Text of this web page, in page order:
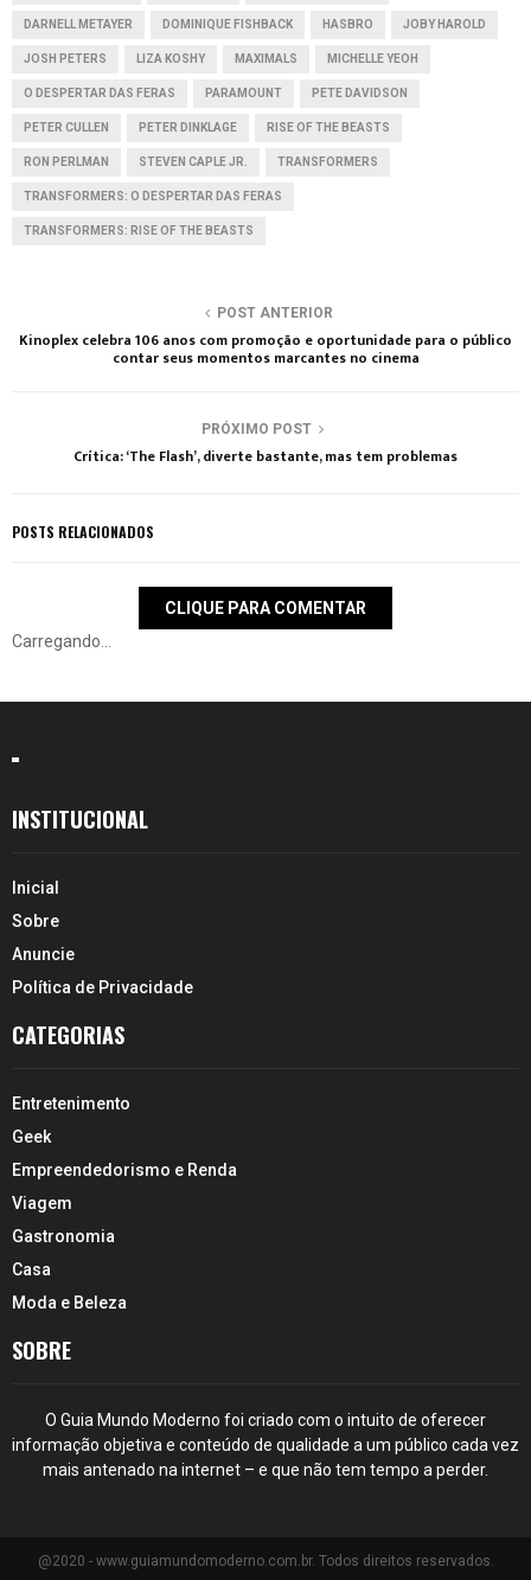
DARNELL METAYER DOMINIQUE FISHBACK HASBRO JOBY HAROLD
JOSH PETERS LIZA KOSHY MAXIMALS MICHELLE YEOH
O DESPERTAR DAS FERAS PARAMOUNT PETE DAVIDSON
PETER CULLEN PETER DINKLAGE RISE OF THE BEASTS
RON PERLMAN STEVEN CAPLE JR. TRANSFORMERS
TRANSFORMERS: O DESPERTAR DAS FERAS
TRANSFORMERS: RISE OF THE BEASTS
POST ANTERIOR
Kinoplex celebra 106 anos com promoção e oportunidade para o público
contar seus momentos marcantes no cinema
PRÓXIMO POST
Crítica: ‘The Flash’, diverte bastante, mas tem problemas
POSTS RELACIONADOS
CLIQUE PARA COMENTAR
Carregando...
INSTITUCIONAL
Inicial
Sobre
Anuncie
Política de Privacidade
CATEGORIAS
Entretenimento
Geek
Empreendedorismo e Renda
Viagem
Gastronomia
Casa
Moda e Beleza
SOBRE
O Guia Mundo Moderno foi criado com o intuito de oferecer
informação objetiva e conteúdo de qualidade a um público cada vez
mais antenado na internet – e que não tem tempo a perder.
@2020 - www.guiamundomoderno.com.br. Todos direitos reservados.